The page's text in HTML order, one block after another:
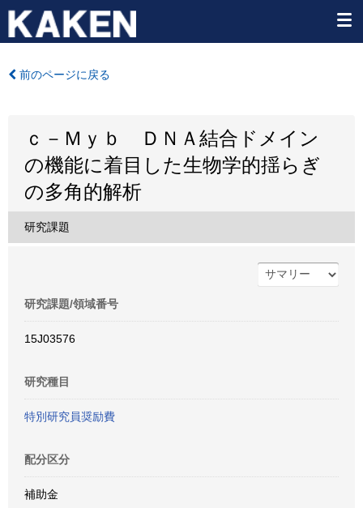
前のページに戻る
ｃ－Ｍｙｂ ＤＮＡ結合ドメイン
の機能に着目した生物学的揺らぎ
の多角的解析
研究課題
研究課題/領域番号
15J03576
研究種目
特別研究員奨励費
配分区分
補助金